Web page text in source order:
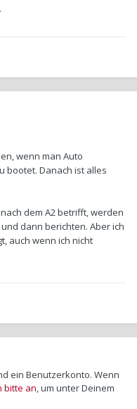
wenn man Auto
bootet. Danach ist alles
dem A2 betrifft, werden
dann berichten. Aber ich
auch wenn ich nicht
ein Benutzerkonto. Wenn
bitte an, um unter Deinem